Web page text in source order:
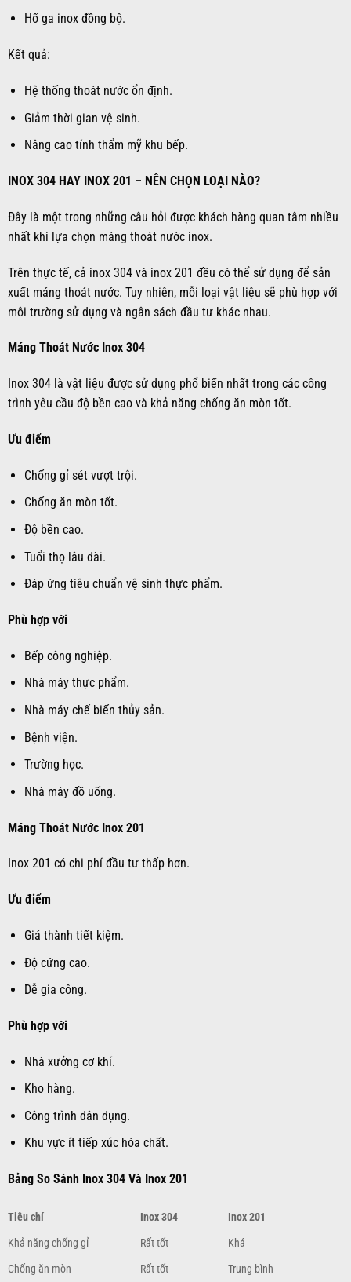
Hố ga inox đồng bộ.
Kết quả:
Hệ thống thoát nước ổn định.
Giảm thời gian vệ sinh.
Nâng cao tính thẩm mỹ khu bếp.
INOX 304 HAY INOX 201 – NÊN CHỌN LOẠI NÀO?
Đây là một trong những câu hỏi được khách hàng quan tâm nhiều
nhất khi lựa chọn máng thoát nước inox.
Trên thực tế, cả inox 304 và inox 201 đều có thể sử dụng để sản
xuất máng thoát nước. Tuy nhiên, mỗi loại vật liệu sẽ phù hợp với
môi trường sử dụng và ngân sách đầu tư khác nhau.
Máng Thoát Nước Inox 304
Inox 304 là vật liệu được sử dụng phổ biến nhất trong các công
trình yêu cầu độ bền cao và khả năng chống ăn mòn tốt.
Ưu điểm
Chống gỉ sét vượt trội.
Chống ăn mòn tốt.
Độ bền cao.
Tuổi thọ lâu dài.
Đáp ứng tiêu chuẩn vệ sinh thực phẩm.
Phù hợp với
Bếp công nghiệp.
Nhà máy thực phẩm.
Nhà máy chế biến thủy sản.
Bệnh viện.
Trường học.
Nhà máy đồ uống.
Máng Thoát Nước Inox 201
Inox 201 có chi phí đầu tư thấp hơn.
Ưu điểm
Giá thành tiết kiệm.
Độ cứng cao.
Dễ gia công.
Phù hợp với
Nhà xưởng cơ khí.
Kho hàng.
Công trình dân dụng.
Khu vực ít tiếp xúc hóa chất.
Bảng So Sánh Inox 304 Và Inox 201
Tiêu chí Inox 304
Inox 201
Khả năng chống gỉ
Rất tốt
Khá
Chống ăn mòn
Rất tốt Trung bình